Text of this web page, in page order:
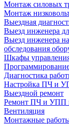
Монтаж силовых
Монтаж
Выездная
Выезд инженера
Выезд инженера на
обследования
Шкафы
Диагностика
Настройка ПЧ и
Выездной ремонт
Ремонт ПЧ и УПП
Вентиляция
Монтажные